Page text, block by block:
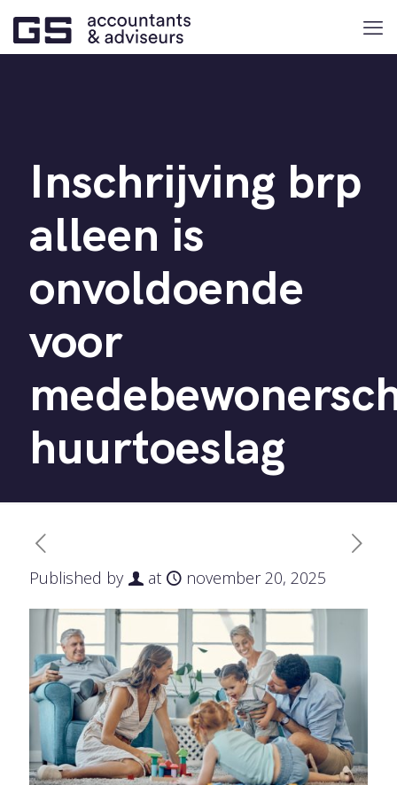
Inschrijving brp
alleen is
onvoldoende
voor
huurtoeslag
Published by at november 20, 2025